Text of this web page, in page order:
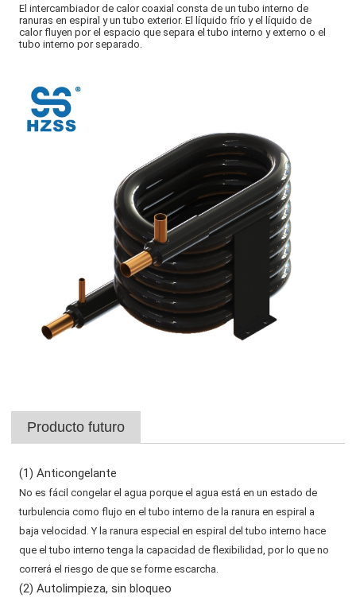
El intercambiador de calor coaxial consta de un tubo interno de
ranuras en espiral y un tubo exterior. El líquido frío y el líquido de
calor fluyen por el espacio que separa el tubo interno y externo o el
tubo interno por separado.
Producto futuro
(1) Anticongelante
No es fácil congelar el agua porque el agua está en un estado de
turbulencia como flujo en el tubo interno de la ranura en espiral a
baja velocidad. Y la ranura especial en espiral del tubo interno hace
que el tubo interno tenga la capacidad de flexibilidad, por lo que no
correrá el riesgo de que se forme escarcha.
(2) Autolimpieza, sin bloqueo